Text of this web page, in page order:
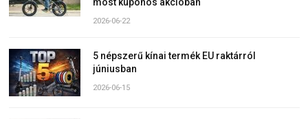
2026-06-22
5 népszerű kínai termék EU raktárról
júniusban
2026-06-15